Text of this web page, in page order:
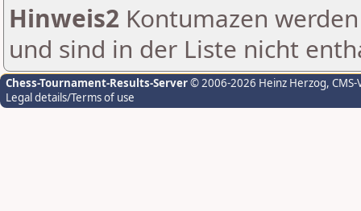
Hinweis2 Kontumazen
und sind in der Liste nicht
Chess-Tournament-Results-Server© 2006-2026 Heinz Herzog,
Legal details/Terms of use